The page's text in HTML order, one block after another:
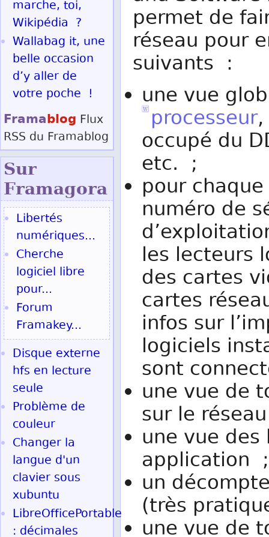
permet de
réseau pour
suivants :
une vue
processeur,
occupé du
etc. ;
pour
numéro de
les lecteurs
des cartes
cartes
infos sur
logiciels
sont
une vue de
sur le
une vue
application ;
un
(très
une vue de
marche, toi,
Wikipédia ?
Wallabag it, une
belle occasion
d’y aller de
votre poche !
Framablog Flux
RSS du Framablog
Sur
Framagora
Libertés
numériques...
Cherche
logiciel libre
pour...
Forum
Framakey...
Disque externe
hfs en lecture
seule
Problème de
couleur
Changer la
langue d'un
clavier sous
xubuntu
LibreOfficePortable
: décimales